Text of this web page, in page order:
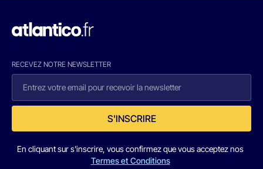
RECEVEZ NOTRE NEWSLETTER
S'INSCRIRE
En cliquant sur s'inscrire, vous confirmez que vous acceptez nos
Termes et Conditions